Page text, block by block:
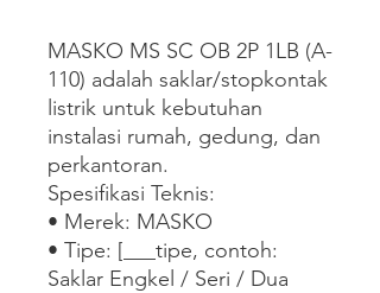
MASKO MS SC OB 2P 1LB (A-
110) adalah saklar/stopkontak
listrik untuk kebutuhan
instalasi rumah, gedung, dan
perkantoran.
Spesifikasi Teknis:
• Merek: MASKO
• Tipe: [___tipe, contoh:
Saklar Engkel / Seri / Dua